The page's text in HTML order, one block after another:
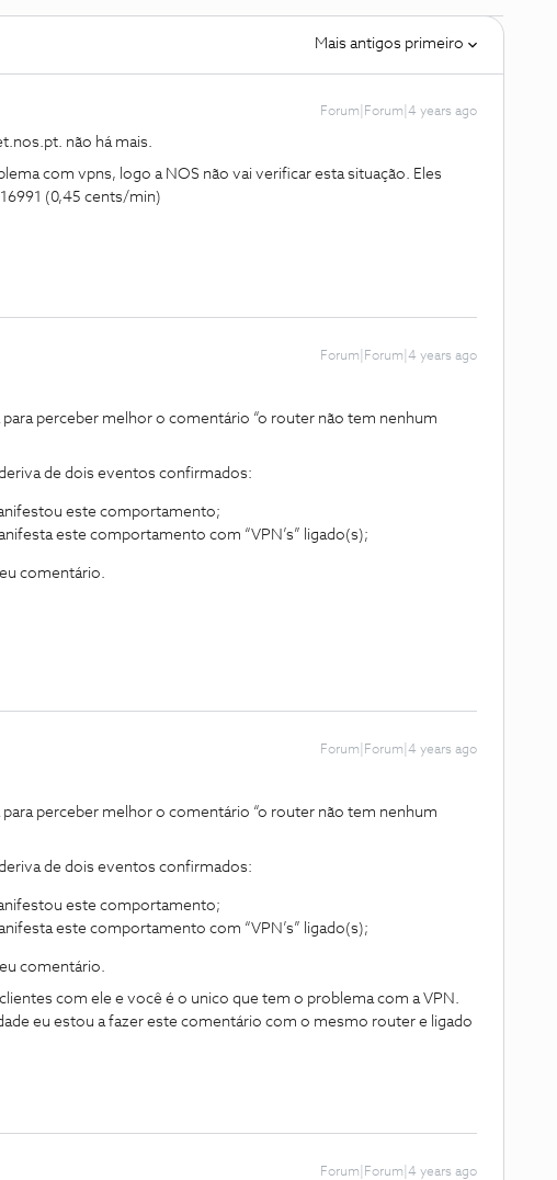
Mais antigos primeiro
Forum|Forum|4 years ago
não há mais.
com vpns, logo a NOS não vai verificar esta situação. Eles
(0,45 cents/min)
Forum|Forum|4 years ago
para perceber melhor o comentário “o router não tem nenhum
de dois eventos confirmados:
este comportamento;
este comportamento com “VPN’s” ligado(s);
comentário.
Forum|Forum|4 years ago
para perceber melhor o comentário “o router não tem nenhum
de dois eventos confirmados:
este comportamento;
este comportamento com “VPN’s” ligado(s);
comentário.
com ele e você é o unico que tem o problema com a VPN.
eu estou a fazer este comentário com o mesmo router e ligado
Forum|Forum|4 years ago